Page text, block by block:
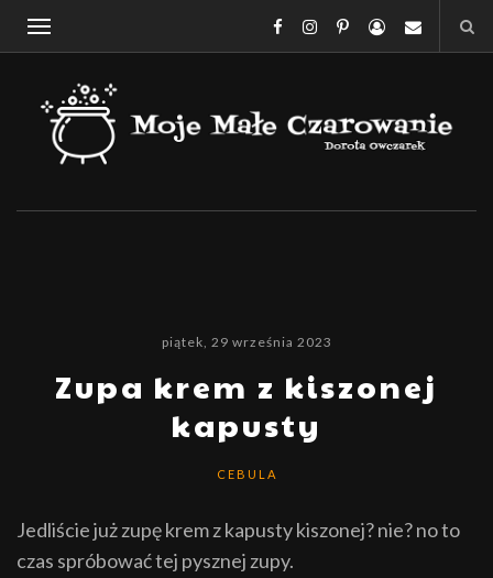
piątek, 29 września 2023
Zupa krem z kiszonej
kapusty
CEBULA
Jedliście już zupę krem z kapusty kiszonej? nie? no to
czas spróbować tej pysznej zupy.